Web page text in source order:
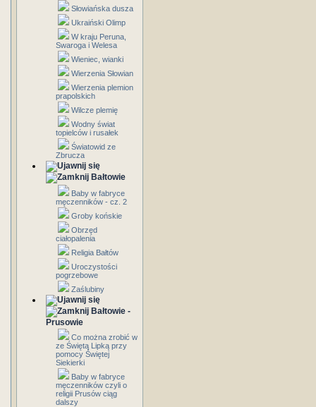
Słowiańska dusza
Ukraiński Olimp
W kraju Peruna,
Swaroga i Welesa
Wieniec, wianki
Wierzenia Słowian
Wierzenia plemion
prapolskich
Wilcze plemię
Wodny świat
topielców i rusałek
Światowid ze
Zbrucza
Bałtowie
Baby w fabryce
męczenników - cz. 2
Groby końskie
Obrzęd
ciałopalenia
Religia Bałtów
Uroczystości
pogrzebowe
Zaślubiny
Bałtowie -
Prusowie
Co można zrobić w
ze Świętą Lipką przy
pomocy Świętej
Siekierki
Baby w fabryce
męczenników czyli o
religii Prusów ciąg
dalszy